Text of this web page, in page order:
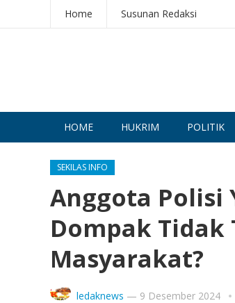
Home Susunan Redaksi
HOME HUKRIM POLITIK
SEKILAS INFO
Anggota Polisi
Dompak Tidak
Masyarakat?
ledaknews — 9 Desember 2024